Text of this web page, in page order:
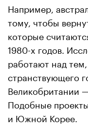
Например,
тому, чтобы
которые
1980-х годов.
работают над
странствующего
Великобритании
Подобные
и Южной Корее.